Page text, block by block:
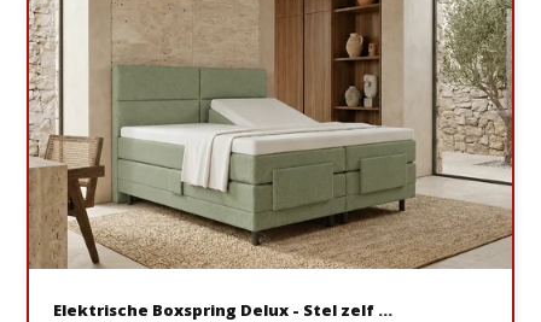
Elektrische Boxspring Delux - Stel zelf ...